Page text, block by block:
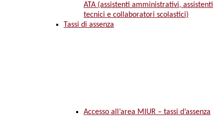
ATA (assistenti amministrativi, assistenti
tecnici e collaboratori scolastici)
Tassi di assenza
Accesso all’area MIUR – tassi d’assenza